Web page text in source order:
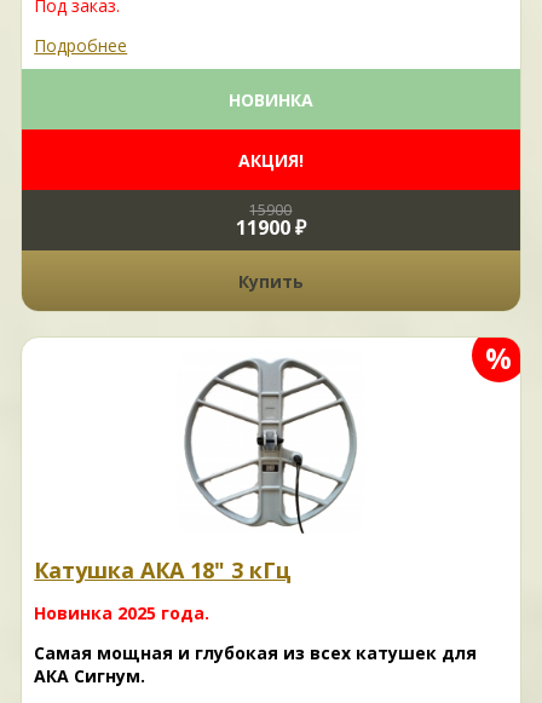
Под заказ.
Подробнее
НОВИНКА
АКЦИЯ!
15900
11900 ₽
Купить
%
Катушка АКА 18" 3 кГц
Новинка 2025 года.
Самая мощная и глубокая из всех катушек для
АКА Сигнум.